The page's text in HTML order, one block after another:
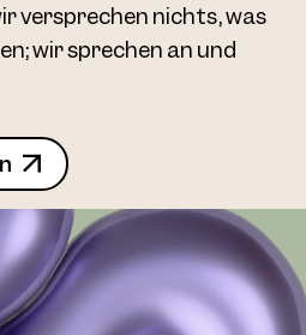
versprechen nichts, was
wir sprechen an und